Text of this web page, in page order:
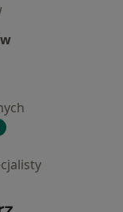
Strona główna